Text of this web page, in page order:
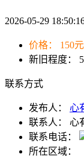
2026-05-29
价格：
150元
新旧程度：
联系方式
发布人： 心
联系人：
心
联系电话：
所在区域：